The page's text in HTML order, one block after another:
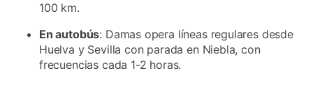
100 km.
En autobús: Damas opera líneas regulares desde
Huelva y Sevilla con parada en Niebla, con
frecuencias cada 1-2 horas.